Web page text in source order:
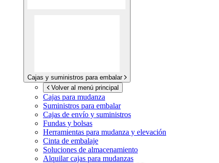
Cajas y suministros para embalar
Volver al menú principal
Cajas para mudanza
Suministros para embalar
Cajas de envío y suministros
Fundas y bolsas
Herramientas para mudanza y elevación
Cinta de embalaje
Soluciones de almacenamiento
Alquilar cajas para mudanzas